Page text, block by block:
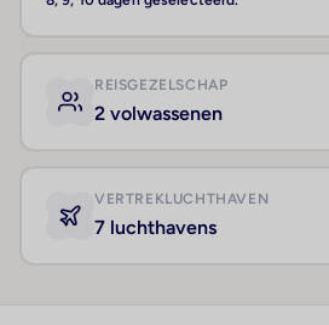
REISGEZELSCHAP
2 volwassenen
VERTREKLUCHTHAVEN
7 luchthavens